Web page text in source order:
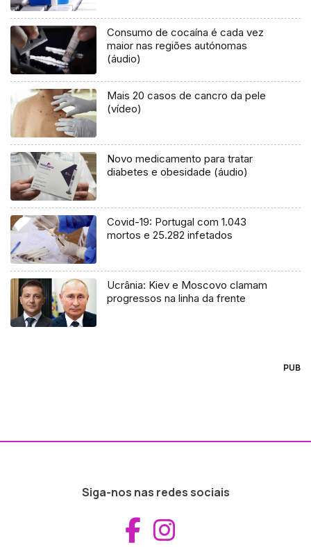
Consumo de cocaína é cada vez
maior nas regiões autónomas
(áudio)
Mais 20 casos de cancro da pele
(vídeo)
Novo medicamento para tratar
diabetes e obesidade (áudio)
Covid-19: Portugal com 1.043
mortos e 25.282 infetados
Ucrânia: Kiev e Moscovo clamam
progressos na linha da frente
PUB
Siga-nos nas redes sociais
Aceder ao